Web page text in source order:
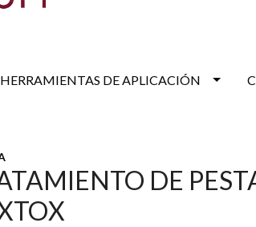
HERRAMIENTAS DE APLICACIÓN
DE